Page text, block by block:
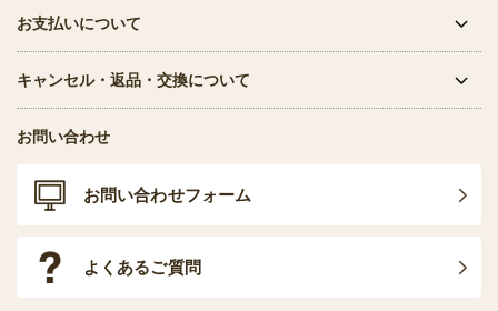
お支払いについて
キャンセル・返品・交換について
お問い合わせ
お問い合わせフォーム
よくあるご質問